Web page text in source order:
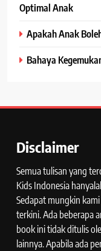
Optimal Anak
Apakah Anak
Bahaya
Disclaimer
Semua tulisan yang
Kids Indonesia
Sedapat mungkin
terkini. Ada beberapa
book ini tidak ditulis
lainnya. Apabila ada